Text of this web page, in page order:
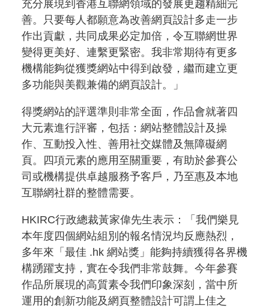
充分展現到香港互聯網領域的發展更趨精細完
善。只要每人都願意為改善網頁設計多走一步
作出貢獻，共同成果必定加倍，令互聯網世界
變得更美好、連繫更緊密。我非常期待有更多
機構能夠從獲獎網站中得到啟發，繼而建立更
多功能與美觀兼備的網頁設計。」
得獎網站的評選準則非常全面，作品會就著四
大元素進行評審，包括：網站整體設計及操
作、互動投入性、善用社交媒體及無障礙網
頁。四項元素的應用至關重要，有助於參賽公
司或機構提供卓越服務予客戶，乃至惠及本地
互聯網社群的整體需要。
HKIRC行政總裁黃家偉先生表示：「我們樂見
本年度四個網站組別的報名情況均反應熱烈，
多年來「最佳 .hk 網站獎」能夠持續獲得各界機
構踴躍支持，實在令我們非常鼓舞。今年參賽
作品所展現的高質素令我們印象深刻，當中所
運用的創新功能及網頁整體設計可謂上佳之